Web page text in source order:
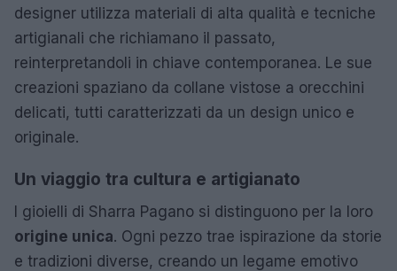
designer utilizza materiali di alta qualità e tecniche
artigianali che richiamano il passato,
reinterpretandoli in chiave contemporanea. Le sue
creazioni spaziano da collane vistose a orecchini
delicati, tutti caratterizzati da un design unico e
originale.
Un viaggio tra cultura e artigianato
I gioielli di Sharra Pagano si distinguono per la loro
origine unica. Ogni pezzo trae ispirazione da storie
e tradizioni diverse, creando un legame emotivo